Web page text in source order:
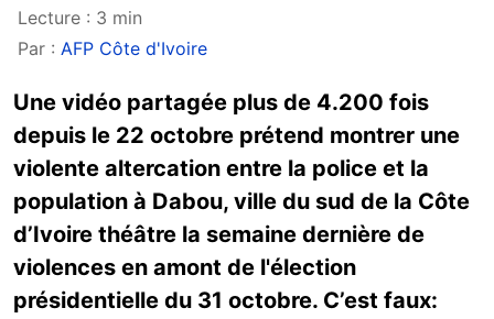
Lecture : 3 min
Par : AFP Côte d'Ivoire
Une vidéo partagée plus de 4.200 fois
depuis le 22 octobre prétend montrer une
violente altercation entre la police et la
population à Dabou, ville du sud de la Côte
d’Ivoire théâtre la semaine dernière de
violences en amont de l'élection
présidentielle du 31 octobre. C’est faux: